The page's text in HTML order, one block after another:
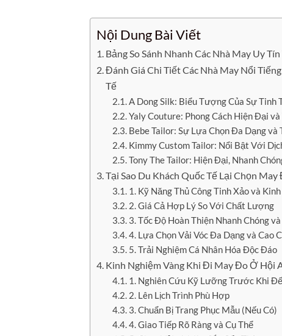
Nội Dung Bài Viết
Bảng So Sánh Nhanh Các Nhà May Uy
Đánh Giá Chi Tiết Các Nhà May Nổi
Tế
A Dong Silk: Biểu Tượng Của Sự Tinh
Yaly Couture: Phong Cách Hiện Đại
Bebe Tailor: Sự Lựa Chọn Đa Dạng và
Kimmy Custom Tailor: Nổi Bật Với
Tony The Tailor: Hiện Đại, Nhanh
Tại Sao Du Khách Quốc Tế Lại Chọn
1. Kỹ Năng Thủ Công Tinh Xảo và
2. Giá Cả Hợp Lý So Với Chất Lượng
3. Tốc Độ Hoàn Thiện Nhanh Chóng
4. Lựa Chọn Vải Vóc Đa Dạng và Cao
5. Trải Nghiệm Cá Nhân Hóa Độc Đáo
Kinh Nghiệm Vàng Khi Đi May Đo Ở Hội
1. Nghiên Cứu Kỹ Lưỡng Trước Khi
2. Lên Lịch Trình Phù Hợp
3. Chuẩn Bị Trang Phục Mẫu (Nếu Có)
4. Giao Tiếp Rõ Ràng và Cụ Thể